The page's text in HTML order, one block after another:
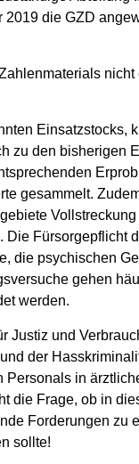
die GZD
Einsatzstocks,
zu den bisherigen
gesammelt.
Fürsorgepflicht
die psychischen
gehen
werden.
Justiz und
der
in
die Frage, ob in
Forderungen zu
sollte!